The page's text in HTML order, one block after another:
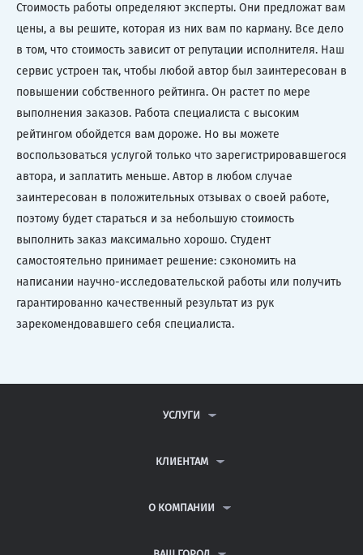
Стоимость работы определяют эксперты. Они предложат вам
цены, а вы решите, которая из них вам по карману. Все дело
в том, что стоимость зависит от репутации исполнителя. Наш
сервис устроен так, чтобы любой автор был заинтересован в
повышении собственного рейтинга. Он растет по мере
выполнения заказов. Работа специалиста с высоким
рейтингом обойдется вам дороже. Но вы можете
воспользоваться услугой только что зарегистрировавшегося
автора, и заплатить меньше. Автор в любом случае
заинтересован в положительных отзывах о своей работе,
поэтому будет стараться и за небольшую стоимость
выполнить заказ максимально хорошо. Студент
самостоятельно принимает решение: сэкономить на
написании научно-исследовательской работы или получить
гарантированно качественный результат из рук
зарекомендовавшего себя специалиста.
УСЛУГИ
ДИПЛОМНЫЕ РАБОТЫ
РЕФЕРАТЫ
КЛИЕНТАМ
ВОПРОСЫ И ОТВЕТЫ
ПОЛИТИКА КОНФИДЕНЦИАЛЬНОСТИ
О КОМПАНИИ
КОНТАКТЫ